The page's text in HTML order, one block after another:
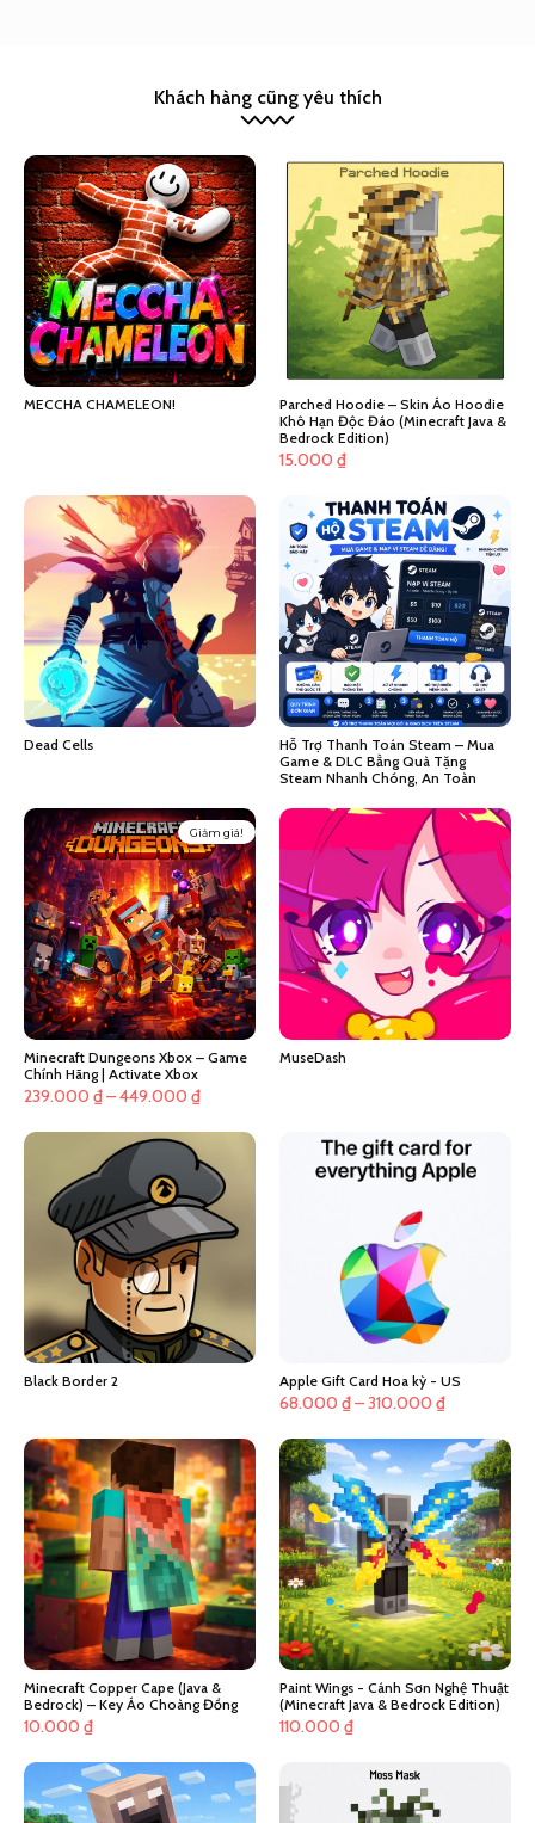
Khách hàng cũng yêu thích
MECCHA CHAMELEON!
Parched Hoodie – Skin Áo Hoodie
Khô Hạn Độc Đáo (Minecraft Java &
Bedrock Edition)
15.000 ₫
Dead Cells
Hỗ Trợ Thanh Toán Steam – Mua
Game & DLC Bằng Quà Tặng
Steam Nhanh Chóng, An Toàn
Giảm giá!
Minecraft Dungeons Xbox – Game
Chính Hãng | Activate Xbox
239.000 ₫–449.000 ₫Khoảng
239.000 ₫
đến
449.000 ₫
MuseDash
Black Border 2 Apple Gift Card Hoa kỳ - US
68.000 ₫–310.000 ₫Khoảng
từ
68.000 ₫
đến
310.000 ₫
Minecraft Copper Cape (Java &
Bedrock) – Key Áo Choàng Đồng
10.000 ₫
Paint Wings - Cánh Sơn Nghệ Thuật
(Minecraft Java & Bedrock Edition)
110.000 ₫